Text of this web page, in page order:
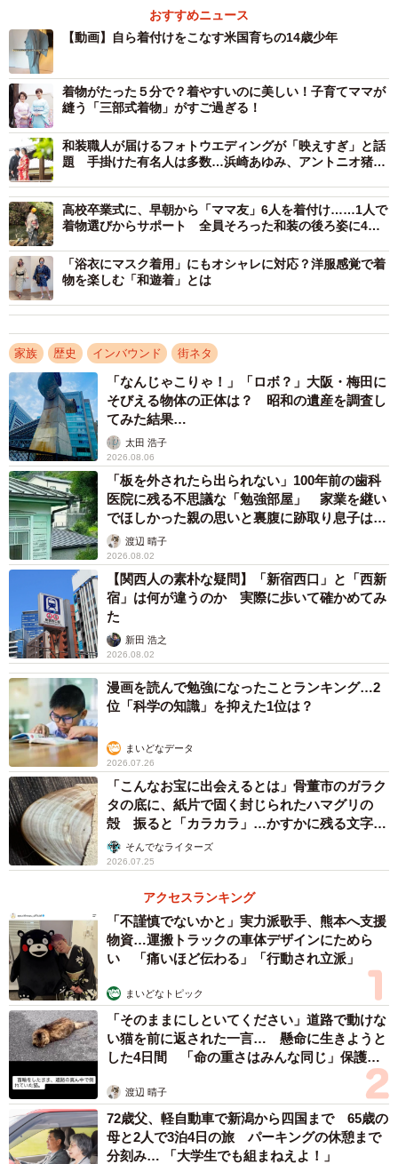
し、着物を着たお客さんが笑顔になる姿や、そこから友人
関係に発展していく様子を間近で見て育ちました。「人を
笑顔にできる着物の仕事」に、自然と興味を持つようにな
ったそうです。
2/8
「母として、こんなにうれしいことはありません」と語る／北川聖子さ
ん（@seiko_kimono_world）提供
リオさんから「日本の伝統文化を守り受け継ぐ人になりた
い」と聞いたときのことを、北川さんは「ガッツポーズで
す」と振り返りました。
「私の背中をしっかりと見て育ってくれたんだな…と感慨
深く、アメリカに住んでいても日本人として育てていたた
め、これ以上うれしいことがありませんでしたね」
北川さんはアメリカでも日ごろから着物を着て過ごしてお
り、現地の方からお褒めの言葉をいただくことは日常茶飯
事だったそう。
「できるかぎりその様子を息子に見せることで、いかに自
おすすめニュース
【動画】自ら着付けをこなす米国育ちの14歳少年
着物がたった５分で？着やすいのに美しい！子育てママが
縫う「三部式着物」がすご過ぎる！
和装職人が届けるフォトウエディングが「映えすぎ」と話
題 手掛けた有名人は多数…浜崎あゆみ、アントニオ猪
高校卒業式に、早朝から「ママ友」6人を着付け……1人で
着物選びからサポート 全員そろった和装の後ろ姿に4万
「浴衣にマスク着用」にもオシャレに対応？洋服感覚で着
物を楽しむ「和遊着」とは
家族 歴史 インバウンド 街ネタ
「なんじゃこりゃ！」「ロボ？」大阪・梅田に
そびえる物体の正体は？ 昭和の遺産を調査し
てみた結果…
太田 浩子
2026.08.06
「板を外されたら出られない」100年前の歯科
医院に残る不思議な「勉強部屋」 家業を継い
でほしかった親の思いと裏腹に跡取り息子は…
渡辺 晴子
2026.08.02
【関西人の素朴な疑問】「新宿西口」と「西新
宿」は何が違うのか 実際に歩いて確かめてみ
た
新田 浩之
2026.08.02
漫画を読んで勉強になったことランキング…2
位「科学の知識」を抑えた1位は？
まいどなデータ
2026.07.26
「こんなお宝に出会えるとは」骨董市のガラク
タの底に、紙片で固く封じられたハマグリの
殻 振ると「カラカラ」…かすかに残る文字か
ら推察された意外な用途
そんでなライターズ
2026.07.25
アクセスランキング
「不謹慎でないかと」実力派歌手、熊本へ支援
物資…運搬トラックの車体デザインにためら
い 「痛いほど伝わる」「行動され立派」
まいどなトピック
「そのままにしといてください」道路で動けな
い猫を前に返された一言… 懸命に生きようと
した4日間 「命の重さはみんな同じ」保護団
渡辺 晴子
72歳父、軽自動車で新潟から四国まで 65歳の
母と2人で3泊4日の旅 パーキングの休憩まで
分刻み… 「大学生でも組まねえよ！」